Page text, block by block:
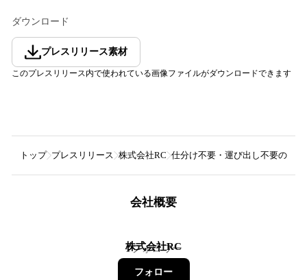
ダウンロード
プレスリリース素材
このプレスリリース内で使われている画像ファイルがダウンロードできます
トップ プレスリリース 株式会社RC 仕分け不要・運び出し不要の出
会社概要
株式会社RC
1フォロワー
フォロー